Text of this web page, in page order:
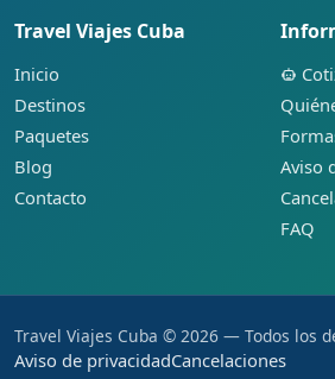
Travel Viajes Cuba
Inicio
Destinos
Paquetes
Blog
Contacto
Aviso
FAQ
Travel Viajes Cuba © 2026 — Todos los
Aviso de privacidadCancelaciones